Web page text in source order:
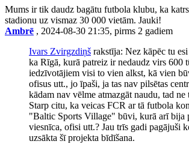
Mums ir tik daudz bagātu futbola klubu, ka
stadionu uz vismaz 30 000 vietām. Jauki!
Ambrē , 2024-08-30 21:35, pirms 2 gadiem
Ivars Zvirgzdiņš rakstīja: Nez kāpēc tu
ka Rīgā, kurā patreiz ir nedaudz virs 600
iedzīvotājiem visi to vien alkst, kā vien
ofisus utt., jo īpaši, ja tas nav pilsētas
kādam nav vēlme atmazgāt naudu, tad ne
Starp citu, ka veicas FCR ar tā futbola
"Baltic Sports Village" būvi, kurā arī bija
viesnīca, ofisi utt.? Jau trīs gadi pagājuši
uzsākta šī projekta bīdīšana.